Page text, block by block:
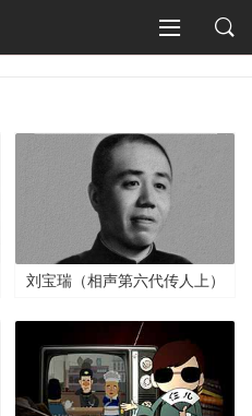
刘宝瑞（相声第六代传人上）